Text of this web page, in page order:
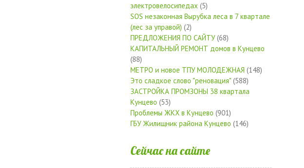
электровелосипедах (5)
SOS незаконная Вырубка леса в 7 квартале
(лес за управой) (2)
ПРЕДЛОЖЕНИЯ ПО САЙТУ(68)
КАПИТАЛЬНЫЙ РЕМОНТ домов в Кунцево
(88)
МЕТРО и новое ТПУ МОЛОДЕЖНАЯ (148)
Это сладкое слово "реновация"(588)
ЗАСТРОЙКА ПРОМЗОНЫ 38 квартала
Кунцево (53)
Проблемы ЖКХ в Кунцево (901)
ГБУ Жилищник района Кунцево (146)
Сейчас на сайте